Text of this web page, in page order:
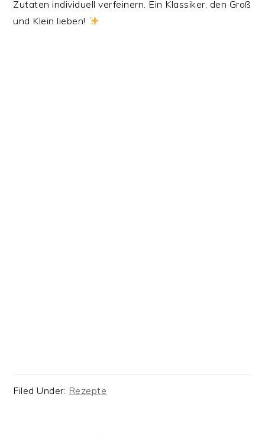
Zutaten individuell verfeinern. Ein Klassiker, den Groß
und Klein lieben!
Filed Under: Rezepte